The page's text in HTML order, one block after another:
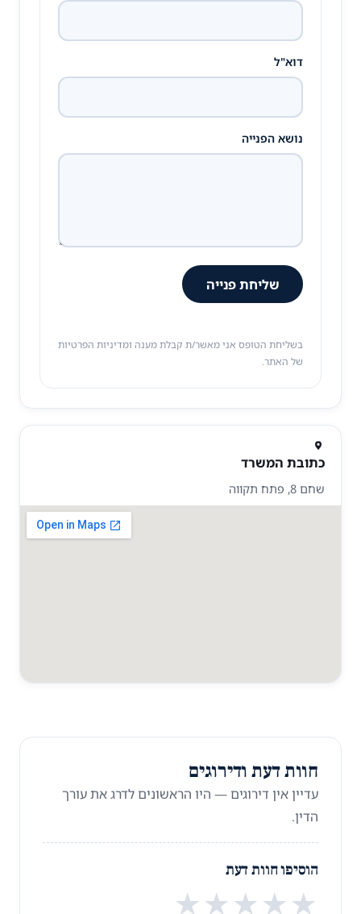
דוא"ל
נושא הפנייה
שליחת פנייה
בשליחת הטופס אני מאשר/ת קבלת מענה ומדיניות הפרטיות
של האתר.
כתובת המשרד
שחם 8, פתח תקווה
חוות דעת ודירוגים
עדיין אין דירוגים — היו הראשונים לדרג את עורך
הדין.
הוסיפו חוות דעת
★★★★★